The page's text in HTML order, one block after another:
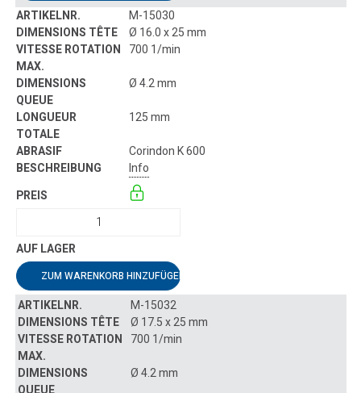
M-15030
Ø 16.0 x 25 mm
700 1/min
Ø 4.2 mm
125 mm
Corindon K 600
Info
ZUM WARENKORB HINZUFÜGEN
M-15032
Ø 17.5 x 25 mm
700 1/min
Ø 4.2 mm